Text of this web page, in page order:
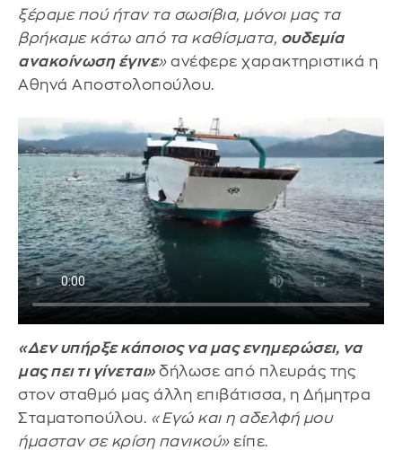
ξέραμε πού ήταν τα σωσίβια, μόνοι μας τα
βρήκαμε κάτω από τα καθίσματα, ουδεμία
ανακοίνωση έγινε»ανέφερε χαρακτηριστικά η
Αθηνά Αποστολοπούλου.
«Δεν υπήρξε κάποιος να μας ενημερώσει, να
μας πει τι γίνεται» δήλωσε από πλευράς της
στον σταθμό μας άλλη επιβάτισσα, η Δήμητρα
Σταματοπούλου. «Εγώ και η αδελφή μου
ήμασταν σε κρίση πανικού» είπε.